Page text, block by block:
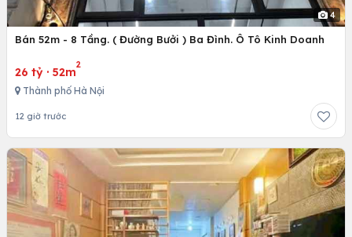
4
Bán 52m - 8 Tầng. ( Đường Bưởi ) Ba Đình. Ô Tô Kinh Doanh
26 tỷ · 52m
2
Thành phố Hà Nội
12 giờ trước